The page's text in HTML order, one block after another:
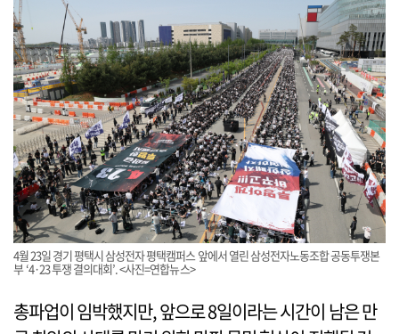
4월 23일 경기 평택시 삼성전자 평택캠퍼스 앞에서 열린 삼성전자노동조합 공동투쟁본
부 ‘4·23 투쟁 결의대회’. <사진=연합뉴스>
총파업이 임박했지만, 앞으로 8일이라는 시간이 남은 만